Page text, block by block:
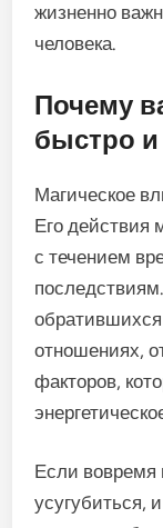
жизненно
человека.
Почему
быстро
Магическое
Его действия
с течением
отношениях,
факторов,
Если вовремя
усугубиться,